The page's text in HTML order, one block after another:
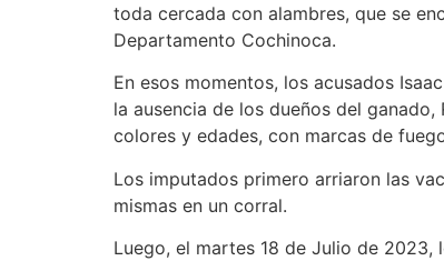
toda cercada con alambres, que se
Departamento Cochinoca.
En esos momentos, los acusados
la ausencia de los dueños del
colores y edades, con marcas de
Los imputados primero arriaron las
mismas en un corral.
Luego, el martes 18 de Julio de